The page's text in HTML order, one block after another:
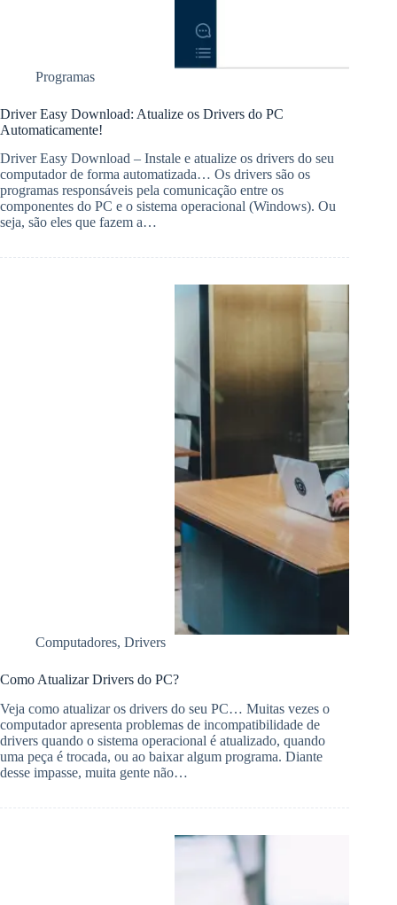
Programas
Driver Easy Download: Atualize os Drivers do PC
Automaticamente!
Driver Easy Download – Instale e atualize os drivers do seu
computador de forma automatizada… Os drivers são os
programas responsáveis pela comunicação entre os
componentes do PC e o sistema operacional (Windows). Ou
seja, são eles que fazem a…
Computadores, Drivers
Como Atualizar Drivers do PC?
Veja como atualizar os drivers do seu PC… Muitas vezes o
computador apresenta problemas de incompatibilidade de
drivers quando o sistema operacional é atualizado, quando
uma peça é trocada, ou ao baixar algum programa. Diante
desse impasse, muita gente não…